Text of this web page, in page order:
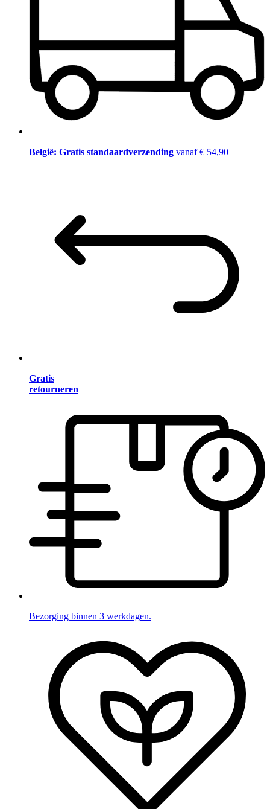
België: Gratis standaardverzending vanaf € 54,90
Gratis
retourneren
Bezorging binnen 3 werkdagen.